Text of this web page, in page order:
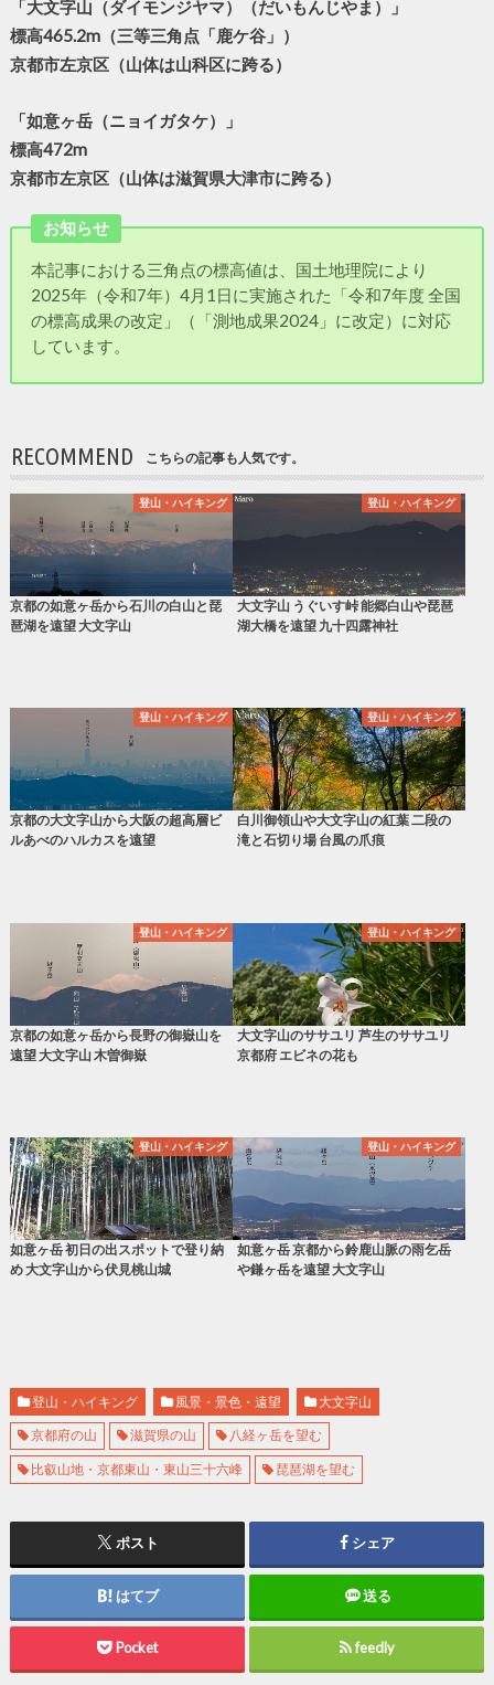
「大文字山（ダイモンジヤマ）（だいもんじやま）」
標高465.2m（三等三角点「鹿ケ谷」）
京都市左京区（山体は山科区に跨る）
「如意ヶ岳（ニョイガタケ）」
標高472m
京都市左京区（山体は滋賀県大津市に跨る）
お知らせ
本記事における三角点の標高値は、国土地理院により
2025年（令和7年）4月1日に実施された「令和7年度 全国
の標高成果の改定」（「測地成果2024」に改定）に対応
しています。
RECOMMEND こちらの記事も人気です。
登山・ハイキング
京都の如意ヶ岳から石川の白山と琵
琶湖を遠望 大文字山
登山・ハイキング
大文字山 うぐいす峠 能郷白山や琵琶
湖大橋を遠望 九十四露神社
登山・ハイキング
京都の大文字山から大阪の超高層ビ
ルあべのハルカスを遠望
登山・ハイキング
白川御領山や大文字山の紅葉 二段の
滝と石切り場 台風の爪痕
登山・ハイキング
京都の如意ヶ岳から長野の御嶽山を
遠望 大文字山 木曽御嶽
登山・ハイキング
大文字山のササユリ 芦生のササユリ
京都府 エビネの花も
登山・ハイキング
如意ヶ岳 初日の出スポットで登り納
め 大文字山から伏見桃山城
登山・ハイキング
如意ヶ岳 京都から鈴鹿山脈の雨乞岳
や鎌ヶ岳を遠望 大文字山
登山・ハイキング 風景・景色・遠望 大文字山
京都府の山 滋賀県の山 八経ヶ岳を望む
比叡山地・京都東山・東山三十六峰 琵琶湖を望む
ポスト シェア
はてブ 送る
Pocket feedly